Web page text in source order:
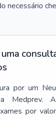
necessário
por um
Medprev.
por